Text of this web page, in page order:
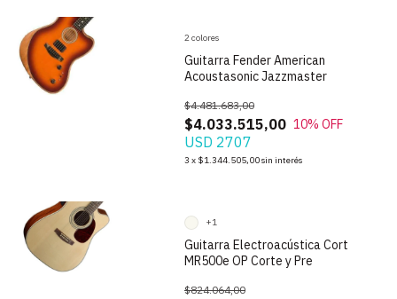
Guitarra Fender American
Acoustasonic Jazzmaster
$4.033.515,00
$4.481.683,00
10% OFF
USD 2707
3 x $1.344.505,00sin interés
2 colores
Guitarra Electroacústica Cort
MR500e OP Corte y Pre
$824.064,00
+1